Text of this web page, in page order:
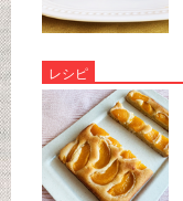
レシピ